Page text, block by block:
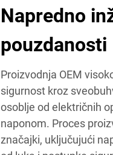
Napredno
pouzdanosti
Proizvodnja OEM
sigurnost kroz
osoblje od električnih
naponom. Proces
značajki, uključujući